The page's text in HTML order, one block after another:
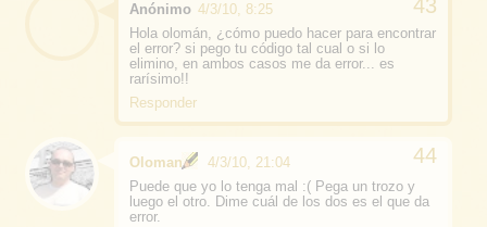
Anónimo 4/3/10, 8:25
Hola olomán, ¿cómo puedo hacer para encontrar
el error? si pego tu código tal cual o si lo
elimino, en ambos casos me da error... es
rarísimo!!
Responder
Oloman
4/3/10, 21:04
Puede que yo lo tenga mal :( Pega un trozo y
luego el otro. Dime cuál de los dos es el que da
error.